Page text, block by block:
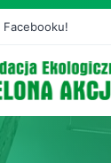
Facebooku!